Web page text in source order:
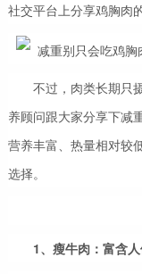
社交平台上分享鸡胸肉
不过，肉类长期只
养顾问跟大家分享下减
营养丰富、热量相对较
选择。
1、瘦牛肉：富含